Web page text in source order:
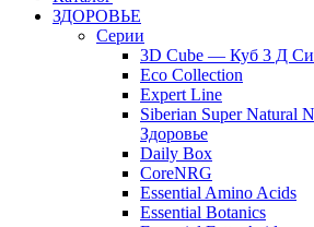
ЗДОРОВЬЕ
Серии
3D Cube — Куб 3 Д
Eco Collection
Expert Line
Siberian Super Natural
Здоровье
Daily Box
CoreNRG
Essential Amino Acids
Essential Botanics